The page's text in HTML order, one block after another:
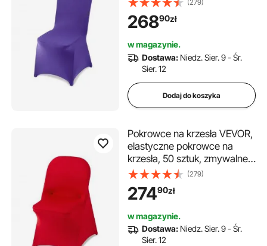
na wesela, bankiety w
jadalniach i restauracjach,
95 cm), kolor fioletowy
(279)
26890zł
w magazynie.
Dostawa: Niedz. Sier. 9 - Śr.
Sier. 12
Dodaj do koszyka
Pokrowce na krzesła VEVOR,
elastyczne pokrowce na
krzesła, 50 sztuk, zmywalne i
zdejmowane pokrowce na
krzesła z poliestru i spandexu
na wesela i bankiety,
składanych (45 x 46 x 77
cm), kolor czerwony
(279)
27490zł
w magazynie.
Dostawa: Niedz. Sier. 9 - Śr.
Sier. 12